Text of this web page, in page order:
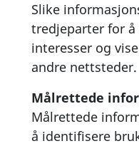
Slike
tredjeparter for
interesser og
andre nettsteder.
Målrettede
Målrettede
å identifisere